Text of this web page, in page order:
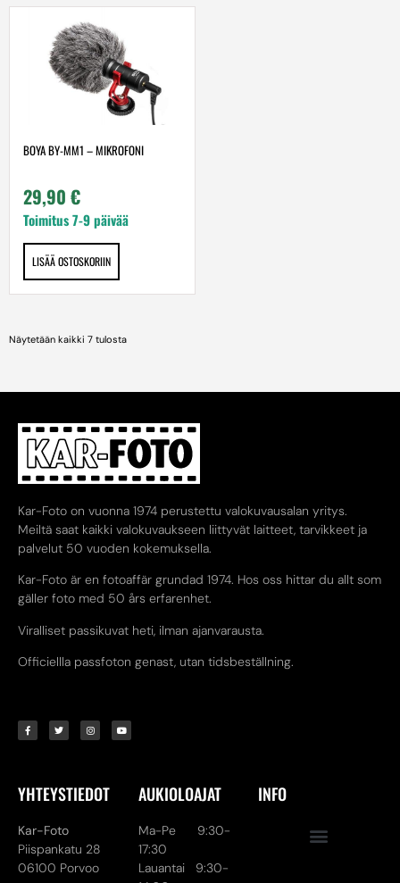
BOYA BY-MM1 – MIKROFONI
29,90 €
Toimitus 7-9 päivää
LISÄÄ OSTOSKORIIN
Näytetään kaikki 7 tulosta
Kar-Foto on vuonna 1974 perustettu valokuvausalan yritys.
Meiltä saat kaikki valokuvaukseen liittyvät laitteet, tarvikkeet ja
palvelut 50 vuoden kokemuksella.
Kar-Foto är en fotoaffär grundad 1974. Hos oss hittar du allt som
gäller foto med 50 års erfarenhet.
Viralliset passikuvat heti, ilman ajanvarausta.
Officiellla passfoton genast, utan tidsbeställning.
YHTEYSTIEDOT
Kar-Foto
Piispankatu 28
06100 Porvoo
AUKIOLOAJAT
Ma-Pe 9:30-
17:30
Lauantai 9:30-
INFO